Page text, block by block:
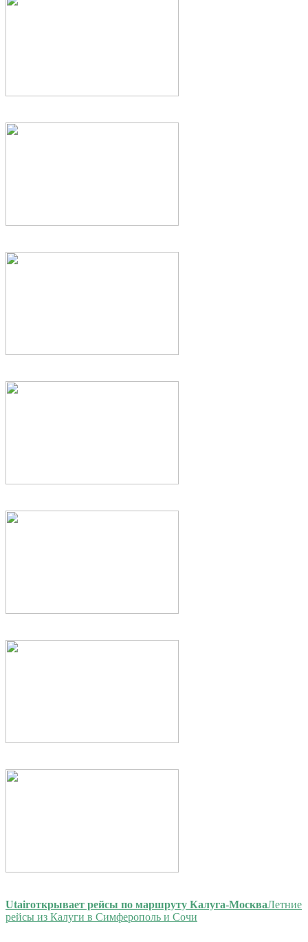
Utairоткрывает рейсы по маршруту Калуга-МоскваЛетние
рейсы из Калуги в Симферополь и Сочи